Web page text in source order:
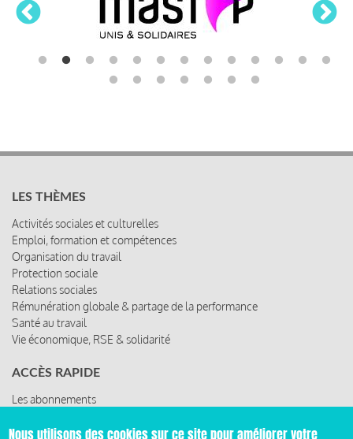
LES THÈMES
Activités sociales et culturelles
Emploi, formation et compétences
Organisation du travail
Protection sociale
Relations sociales
Rémunération globale & partage de la performance
Santé au travail
Vie économique, RSE & solidarité
ACCÈS RAPIDE
Les abonnements
Les ressources
Nous utilisons des cookies sur ce site pour améliorer votre